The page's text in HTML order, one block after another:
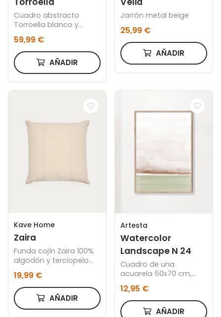
Cuadro abstracto
Torroella blanco y
marrón 60 x 90 cm
59,99 €
AÑADIR
Jarrón metal beige
25,99 €
AÑADIR
Kave Home
Zaira
Funda cojín Zaira 100%
algodón y terciopelo
19,99 €
AÑADIR
Artesta
Watercolor
Landscape N 24
Cuadro de una
acuarela 50x70 cm,
12,95 €
AÑADIR